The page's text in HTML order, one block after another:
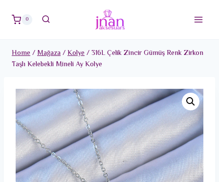
0
Home/Mağaza/Kolye/316L Çelik Zincir Gümüş Renk Zirkon
Taşlı Kelebekli Mineli Ay Kolye